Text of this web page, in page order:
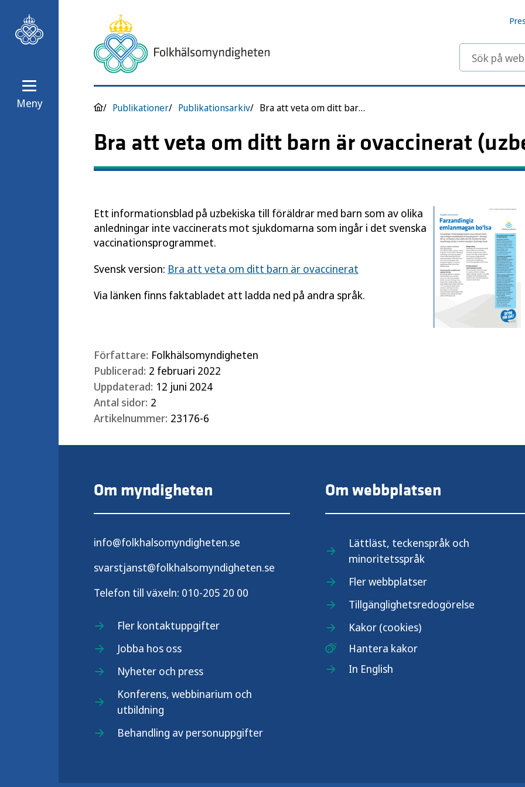
Meny
Sök på
Publikationer Publikationsarkiv Bra att veta om ditt barn är ovaccinerat (uzbekiska)
Bra att veta om ditt barn är ovaccinerat
Ett informationsblad på uzbekiska till föräldrar med barn som av olika
anledningar inte vaccinerats mot sjukdomarna som ingår i det svenska
vaccinationsprogrammet.
Svensk version: Bra att veta om ditt barn är ovaccinerat
Via länken finns faktabladet att ladda ned på andra språk.
Författare: Folkhälsomyndigheten
Publicerad: 2 februari 2022
Uppdaterad: 12 juni 2024
Antal sidor: 2
Artikelnummer: 23176-6
Om myndigheten
info@folkhalsomyndigheten.se
svarstjanst@folkhalsomyndigheten.se
Telefon till växeln: 010-205 20 00
Fler kontaktuppgifter
Jobba hos oss
Nyheter och press
Konferens, webbinarium och
utbildning
Behandling av personuppgifter
Om webbplatsen
Lättläst, teckenspråk och
minoritetsspråk
Fler webbplatser
Tillgänglighetsredogörelse
Kakor (cookies)
Hantera kakor
In English